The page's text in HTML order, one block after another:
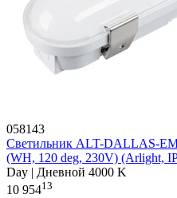
058143
Светильник ALT-DALLAS-
(WH, 120 deg, 230V) (Arlight,
Day | Дневной 4000 K
10 95413